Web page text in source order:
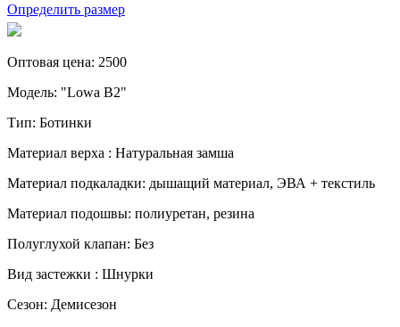
Определить размер
Оптовая цена: 2500
Модель: "Lowa В2"
Тип: Ботинки
Материал верха : Натуральная замша
Материал подкаладки: дышащий материал, ЭВА + текстиль
Материал подошвы: полиуретан, резина
Полуглухой клапан: Без
Вид застежки : Шнурки
Сезон: Демисезон